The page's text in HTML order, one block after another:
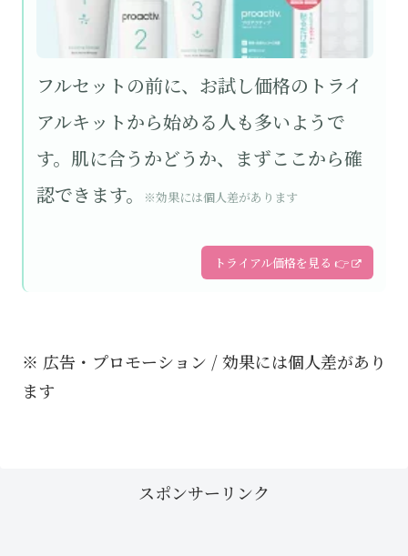
フルセットの前に、お試し価格のトライ
アルキットから始める人も多いようで
す。肌に合うかどうか、まずここから確
認できます。
※効果には個人差があります
トライアル価格を見る 👉
※ 広告・プロモーション / 効果には個人差があり
ます
スポンサーリンク